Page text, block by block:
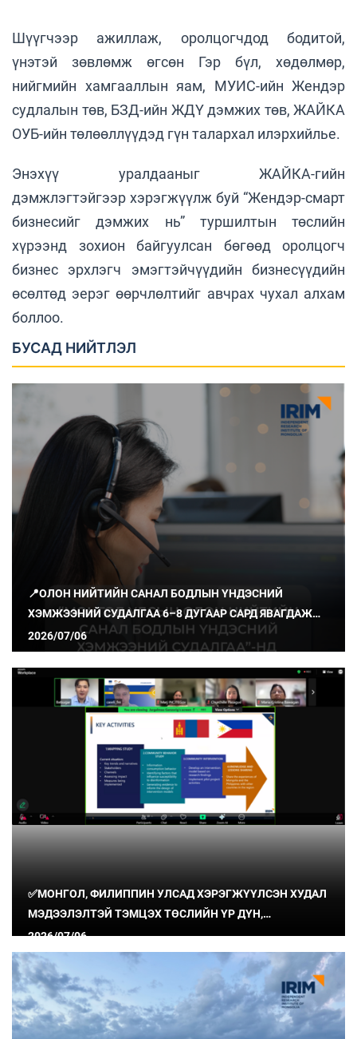
Шүүгчээр ажиллаж, оролцогчдод бодитой,
үнэтэй зөвлөмж өгсөн Гэр бүл, хөдөлмөр,
нийгмийн хамгааллын яам, МУИС-ийн Жендэр
судлалын төв, БЗД-ийн ЖДҮ дэмжих төв, ЖАЙКА
ОУБ-ийн төлөөллүүдэд гүн талархал илэрхийлье.
Энэхүү уралдааныг ЖАЙКА-гийн
дэмжлэгтэйгээр хэрэгжүүлж буй “Жендэр-смарт
бизнесийг дэмжих нь” туршилтын төслийн
хүрээнд зохион байгуулсан бөгөөд оролцогч
бизнес эрхлэгч эмэгтэйчүүдийн бизнесүүдийн
өсөлтөд эерэг өөрчлөлтийг авчрах чухал алхам
боллоо.
БУСАД НИЙТЛЭЛ
📍ОЛОН НИЙТИЙН САНАЛ БОДЛЫН ҮНДЭСНИЙ
ХЭМЖЭЭНИЙ СУДАЛГАА 6–8 ДУГААР САРД ЯВАГДАЖ
БАЙНА
2026/07/06
✅МОНГОЛ, ФИЛИППИН УЛСАД ХЭРЭГЖҮҮЛСЭН ХУДАЛ
МЭДЭЭЛЭЛТЭЙ ТЭМЦЭХ ТӨСЛИЙН ҮР ДҮН,
СУРГАМЖИЙГ ХУВААЛЦЛАА
2026/07/06